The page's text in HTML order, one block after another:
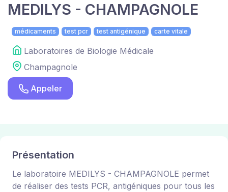
MEDILYS - CHAMPAGNOLE
médicaments test pcr test antigénique carte vitale
Laboratoires de Biologie Médicale
Champagnole
Appeler
Présentation
Le laboratoire MEDILYS - CHAMPAGNOLE permet
de réaliser des tests PCR, antigéniques pour tous les